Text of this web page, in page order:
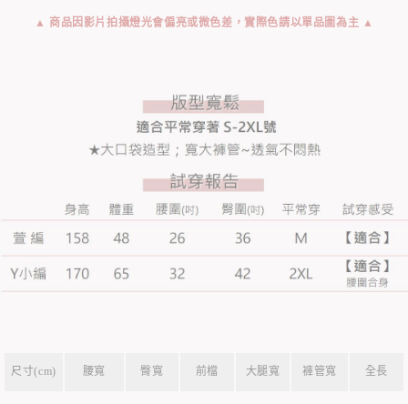
▲ 商品因影片拍攝燈光會偏亮或微色差，實際色請以單品圖為主 ▲
尺寸(cm) 腰寬 臀寬 前檔 大腿寬 褲管寬 全長